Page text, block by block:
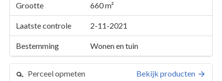
Grootte 660 m²
Laatste controle 2-11-2021
Bestemming Wonen en tuin
Perceel opmeten Bekijk producten